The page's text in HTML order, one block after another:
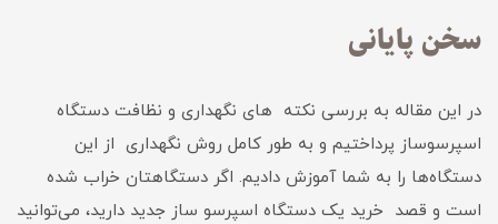
سخن پایانی
در این مقاله به بررسی نکته‌ های نگهداری و نظافت دستگاه
اسپرسوساز پرداختیم و به طور کامل روش نگهداری از این
دستگاه‌ها را به شما آموزش دادیم. اگر دستگاهتان خراب شده
است و قصد خرید یک دستگاه اسپرسو ساز جدید دارید، می‌توانید